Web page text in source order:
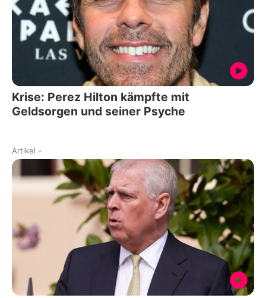
Krise: Perez Hilton kämpfte mit
Geldsorgen und seiner Psyche
Artikel -